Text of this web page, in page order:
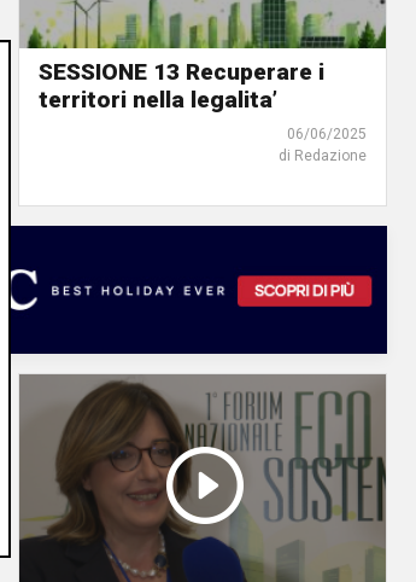
SESSIONE 13 Recuperare i
territori nella legalita’
06/06/2025
di Redazione